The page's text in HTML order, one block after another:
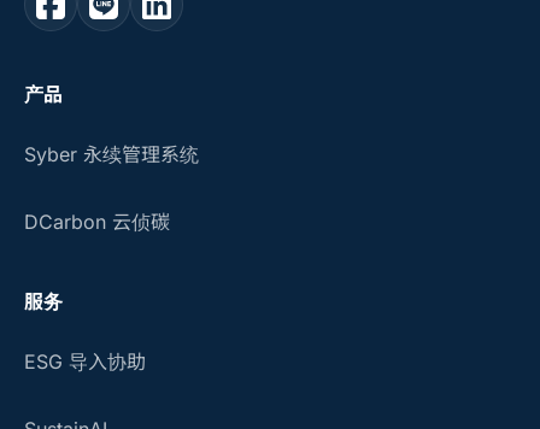
产品
Syber 永续管理系统
DCarbon 云侦碳
服务
ESG 导入协助